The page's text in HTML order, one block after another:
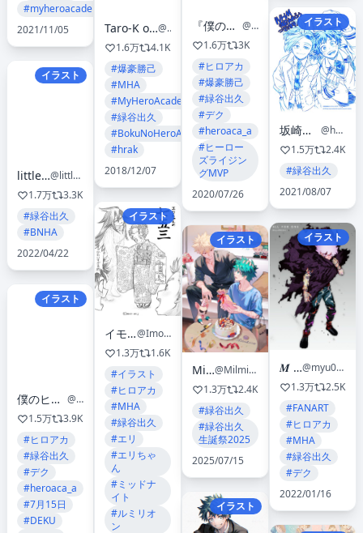
#myheroacademia
2021/11/05
イラスト
littleskrib
@littleskrib
1.7万
3.3K
#緑谷出久
#BNHA
2022/04/22
イラスト
僕のヒーローアカデミア／ヒロアカ アニメ公式
@heroaca_anime
1.5万
3.9K
#ヒロアカ
#緑谷出久
#デク
#heroaca_a
#7月15日
#DEKU
Taro-K original artbook StarLight 星光 order open
@Tarokunnnn
1.6万
4.1K
#爆豪勝己
#MHA
#MyHeroAcademia
#緑谷出久
#BokuNoHeroAcademia
#hrak
2018/12/07
イラスト
イモあん🍠
@Imoan_atag
1.3万
1.6K
#イラスト
#ヒロアカ
#MHA
#緑谷出久
#エリ
#エリちゃ
ん
#ミッドナ
イト
#ルミリオ
ン
『僕のヒーローアカデミア THE MOVIE』公式
@heroaca_movie
1.6万
3K
#ヒロアカ
#爆豪勝己
#緑谷出久
#デク
#heroaca_a
#ヒーロー
ズライジン
グMVP
2020/07/26
イラスト
Milmil
@Milmil21229
1.3万
2.4K
#緑谷出久
#緑谷出久
生誕祭2025
2025/07/15
イラスト
イラスト
坂崎春子は低浮上気味
@haru_ko1209
1.5万
2.4K
#緑谷出久
2021/08/07
イラスト
𝑴 𝒀 𝑼
@myu060309
1.3万
2.5K
#FANART
#ヒロアカ
#MHA
#緑谷出久
#デク
2022/01/16